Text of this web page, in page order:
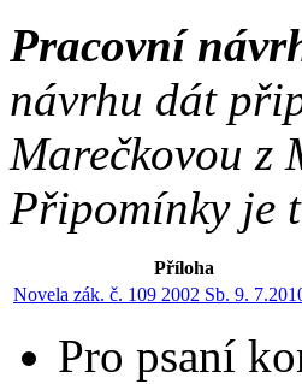
Pracovní
návrhu dát
Marečkovou z
Připomínky je
Příloha
Novela zák. č. 109 2002 Sb. 9.
Pro psaní